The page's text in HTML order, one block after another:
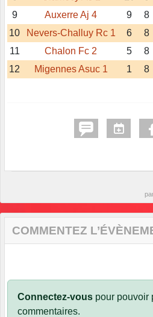
9
Auxerre Aj 4 9 8
10
Nevers-Challuy Rc 1 6 8
11
Chalon Fc 2 5 8
12
Migennes Asuc 1 1 8
COMMENTEZ
Connectez-vous pour pouvoir
commentaires.